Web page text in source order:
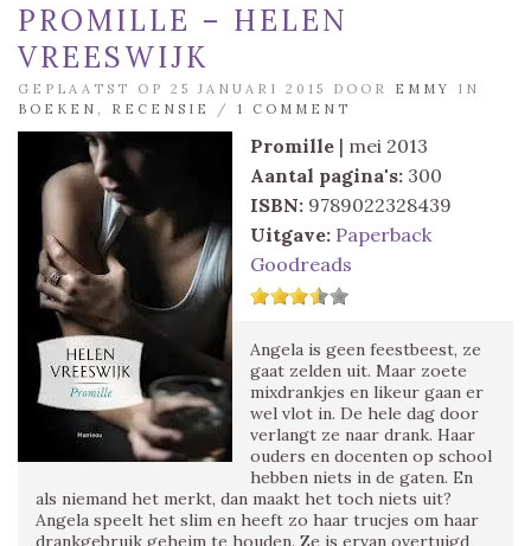
PROMILLE – HELEN
VREESWIJK
GEPLAATST OP 25 JANUARI 2015 DOOR EMMY
IN
BOEKEN
RECENSIE / 1 COMMENT
Promille | mei 2013
Aantal pagina's: 300
ISBN: 9789022328439
Uitgave: Paperback
Goodreads
Angela is geen feestbeest, ze
gaat zelden uit. Maar zoete
mixdrankjes en likeur gaan er
wel vlot in. De hele dag door
verlangt ze naar drank. Haar
ouders en docenten op school
hebben niets in de gaten. En
als niemand het merkt, dan maakt het toch niets uit?
Angela speelt het slim en heeft zo haar trucjes om haar
drankgebruik geheim te houden. Ze is ervan overtuigd